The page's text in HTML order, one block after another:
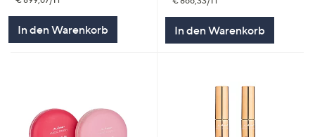
In den Warenkorb In den Warenkorb